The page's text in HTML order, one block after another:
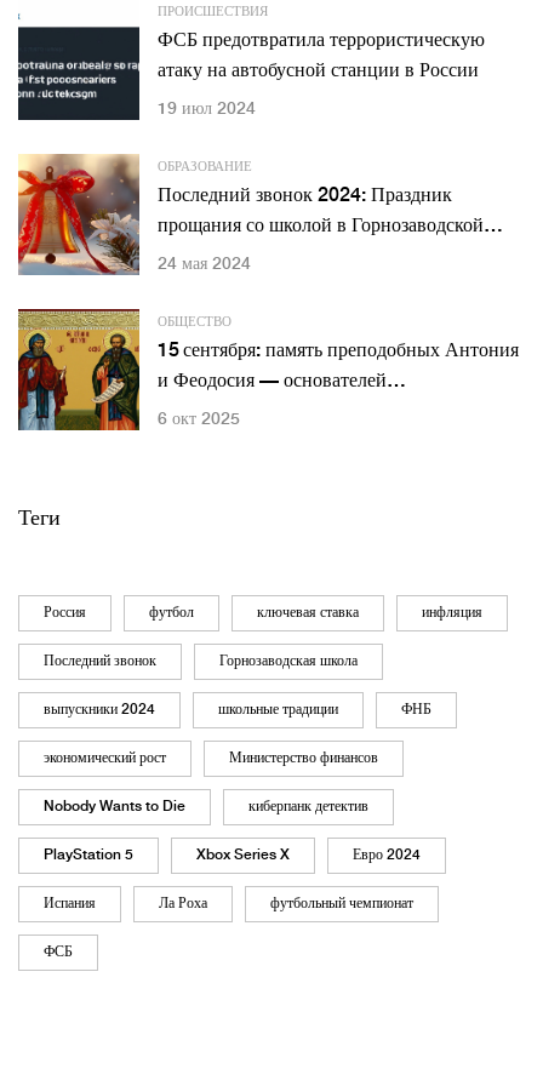
ПРОИСШЕСТВИЯ
ФСБ предотвратила террористическую
атаку на автобусной станции в России
19 июл 2024
ОБРАЗОВАНИЕ
Последний звонок 2024: Праздник
прощания со школой в Горнозаводской
школе
24 мая 2024
ОБЩЕСТВО
15 сентября: память преподобных Антония
и Феодосия — основателей
Киево‑Печерской лавры
6 окт 2025
Теги
Россия футбол ключевая ставка инфляция
Последний звонок Горнозаводская школа
выпускники 2024 школьные традиции ФНБ
экономический рост Министерство финансов
Nobody Wants to Die киберпанк детектив
PlayStation 5 Xbox Series X Евро 2024
Испания Ла Роха футбольный чемпионат
ФСБ